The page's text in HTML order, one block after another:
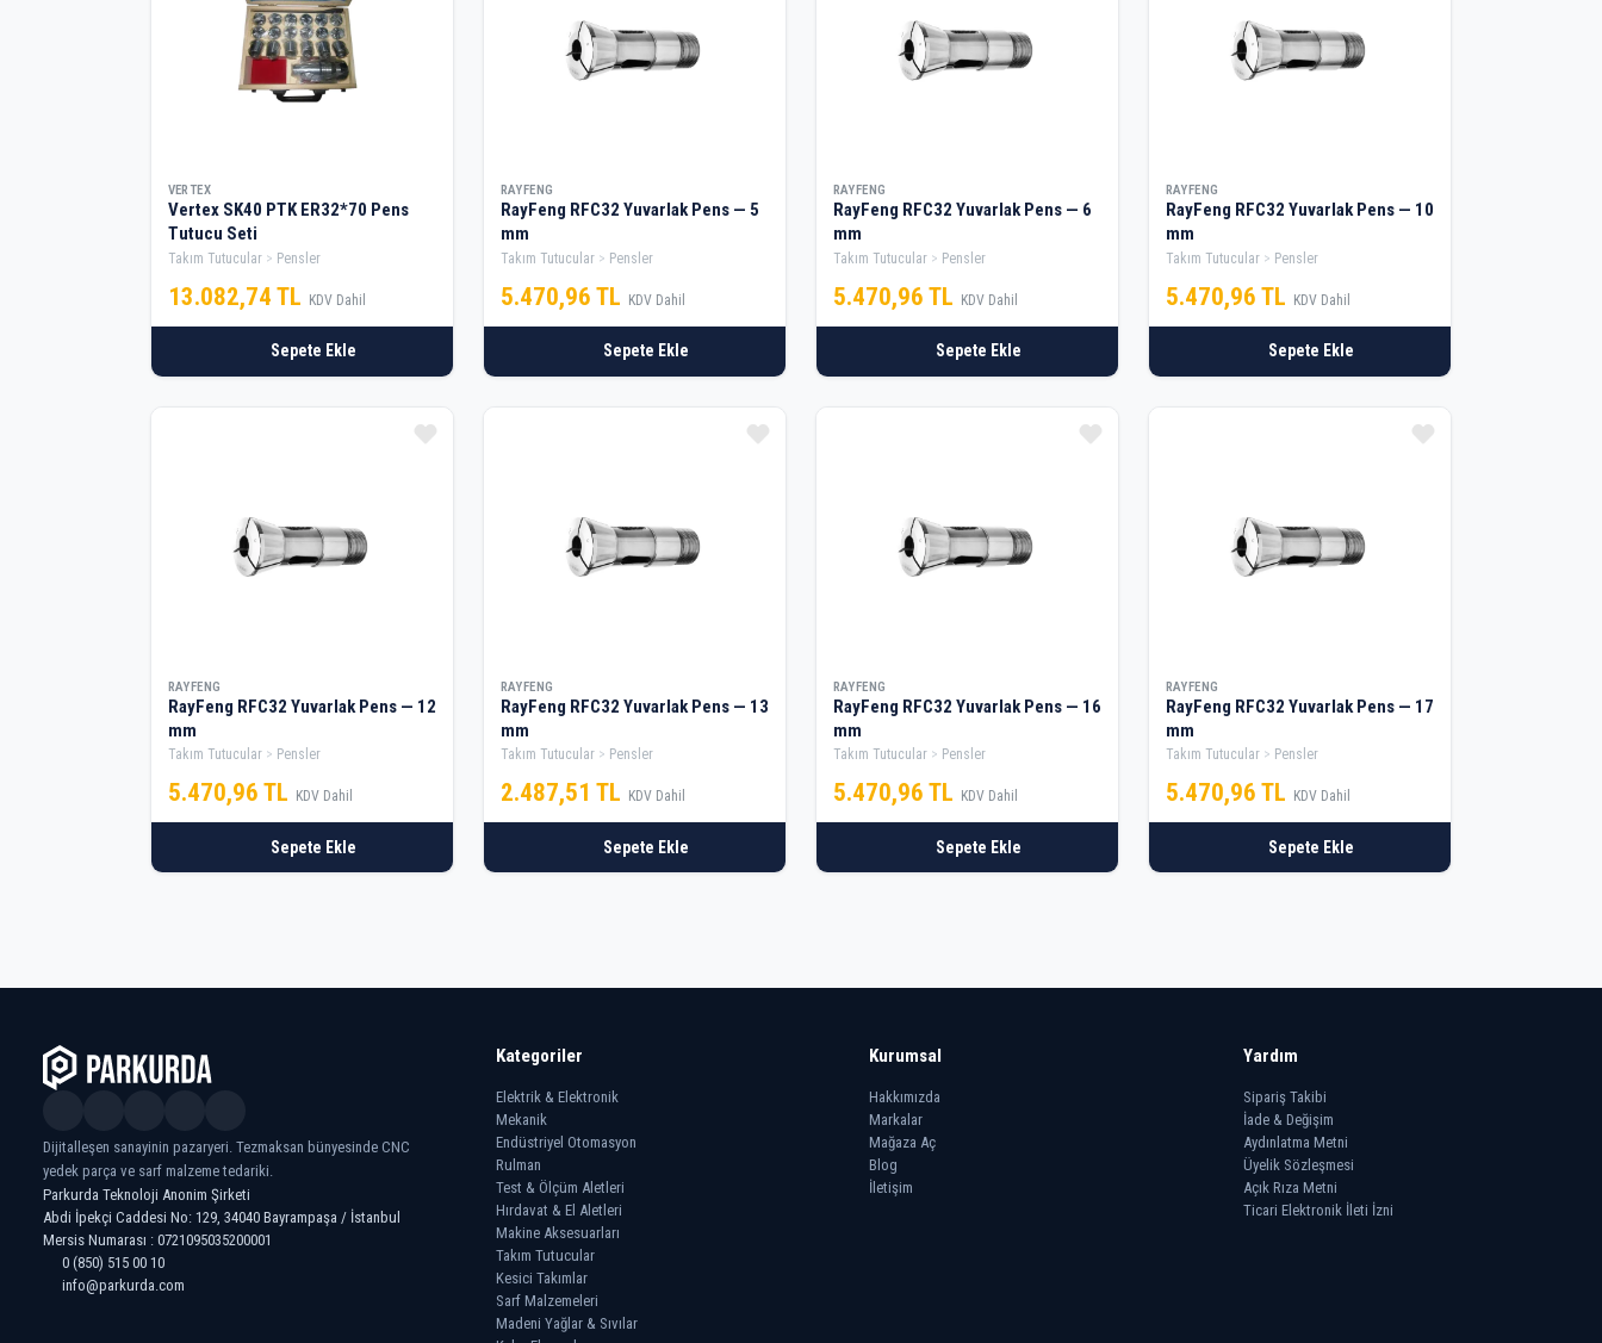
VERTEX
Vertex SK40 PTK ER32*70 Pens
Tutucu Seti
Takım Tutucular Pensler
13.082,74 TL KDV Dahil
Sepete Ekle
RAYFENG
RayFeng RFC32 Yuvarlak Pens — 5
mm
Takım Tutucular Pensler
5.470,96 TL KDV Dahil
Sepete Ekle
RAYFENG
RayFeng RFC32 Yuvarlak Pens — 6
mm
Takım Tutucular Pensler
5.470,96 TL KDV Dahil
Sepete Ekle
RAYFENG
RayFeng RFC32 Yuvarlak Pens — 10
mm
Takım Tutucular Pensler
5.470,96 TL KDV Dahil
Sepete Ekle
RAYFENG
RayFeng RFC32 Yuvarlak Pens — 12
mm
Takım Tutucular Pensler
5.470,96 TL KDV Dahil
Sepete Ekle
RAYFENG
RayFeng RFC32 Yuvarlak Pens — 13
mm
Takım Tutucular Pensler
2.487,51 TL KDV Dahil
Sepete Ekle
RAYFENG
RayFeng RFC32 Yuvarlak Pens — 16
mm
Takım Tutucular Pensler
5.470,96 TL KDV Dahil
Sepete Ekle
RAYFENG
RayFeng RFC32 Yuvarlak Pens — 17
mm
Takım Tutucular Pensler
5.470,96 TL KDV Dahil
Sepete Ekle
Dijitalleşen sanayinin pazaryeri. Tezmaksan bünyesinde CNC
yedek parça ve sarf malzeme tedariki.
Parkurda Teknoloji Anonim Şirketi
Abdi İpekçi Caddesi No: 129, 34040 Bayrampaşa / İstanbul
Mersis Numarası : 0721095035200001
0 (850) 515 00 10
info@parkurda.com
Kategoriler
Elektrik & Elektronik
Mekanik
Endüstriyel Otomasyon
Rulman
Test & Ölçüm Aletleri
Hırdavat & El Aletleri
Makine Aksesuarları
Takım Tutucular
Kesici Takımlar
Sarf Malzemeleri
Madeni Yağlar & Sıvılar
Kurumsal
Hakkımızda
Markalar
Mağaza Aç
Blog
İletişim
Yardım
Sipariş Takibi
İade & Değişim
Aydınlatma Metni
Üyelik Sözleşmesi
Açık Rıza Metni
Ticari Elektronik İleti İzni